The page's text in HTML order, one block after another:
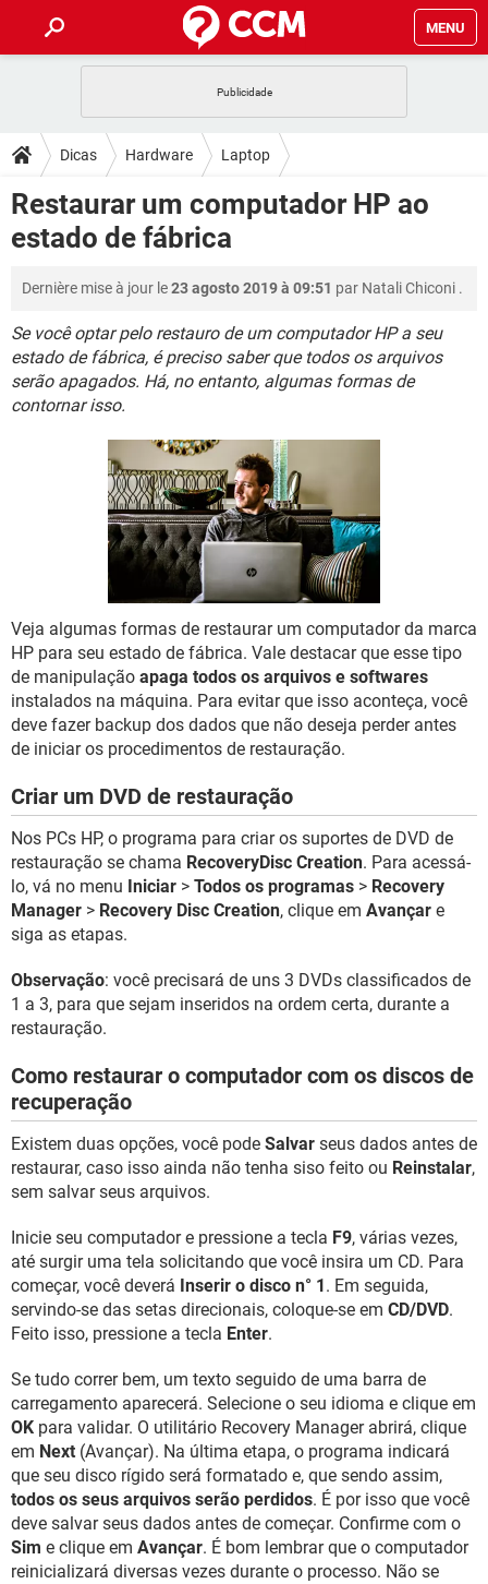
MENU
CELULAR FACEBOOK
OUTLOOK EXCEL
INSTAGRAM
DICAS
JOGOS WHATSAPP
CELULAR FACEBOOK
INSTAGRAM GMAIL
GUIA DE COMPRAS
DOWNLOADS
JOGOS
INSTAGRAM
GUIA DE COMPRAS
FÓRUM
JOGOS WHATSAPP
CELULAR FACEBOOK
OUTLOOK EXCEL
INSTAGRAM
GUIA DE COMPRAS
JOGOS WHATSAPP
CELULAR FACEBOOK
GMAIL
GUIA DE COMPRAS
Dicas Hardware Laptop
Restaurar um computador HP ao
estado de fábrica
Dernière mise à jour le23 agosto 2019 à 09:51 par Natali Chiconi .
Se você optar pelo restauro de um computador HP a seu
estado de fábrica, é preciso saber que todos os arquivos
serão apagados. Há, no entanto, algumas formas de
contornar isso.
Veja algumas formas de restaurar um computador da marca
HP para seu estado de fábrica. Vale destacar que esse tipo
de manipulação apaga todos os arquivos e softwares
instalados na máquina. Para evitar que isso aconteça, você
deve fazer backup dos dados que não deseja perder antes
de iniciar os procedimentos de restauração.
Criar um DVD de restauração
Nos PCs HP, o programa para criar os suportes de DVD de
restauração se chama RecoveryDisc Creation. Para acessá-
lo, vá no menu Iniciar > Todos os programas > Recovery
Manager > Recovery Disc Creation, clique em Avançar e
siga as etapas.
Observação: você precisará de uns 3 DVDs classificados de
1 a 3, para que sejam inseridos na ordem certa, durante a
restauração.
Como restaurar o computador com os discos de
recuperação
Existem duas opções, você pode Salvar seus dados antes de
restaurar, caso isso ainda não tenha siso feito ou Reinstalar,
sem salvar seus arquivos.
Inicie seu computador e pressione a tecla F9, várias vezes,
até surgir uma tela solicitando que você insira um CD. Para
começar, você deverá Inserir o disco n° 1 . Em seguida,
servindo-se das setas direcionais, coloque-se em CD/DVD.
Feito isso, pressione a tecla Enter.
Se tudo correr bem, um texto seguido de uma barra de
carregamento aparecerá. Selecione o seu idioma e clique em
OK para validar. O utilitário Recovery Manager abrirá, clique
em Next (Avançar). Na última etapa, o programa indicará
que seu disco rígido será formatado e, que sendo assim,
todos os seus arquivos serão perdidos. É por isso que você
deve salvar seus dados antes de começar. Confirme com o
Sim e clique em Avançar. É bom lembrar que o computador
reinicializará diversas vezes durante o processo. Não se